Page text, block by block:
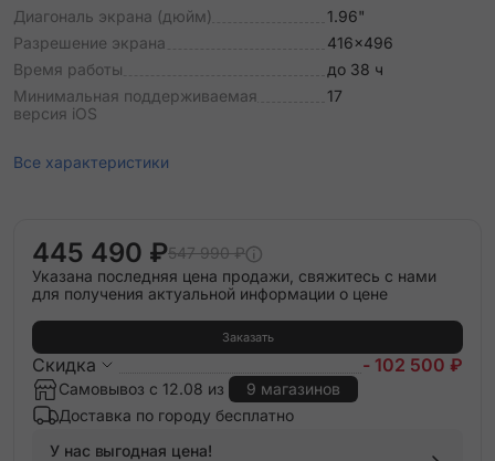
Etoupe Single Tour Strap
Fauve Single Tour Deployment Buckle Strap
Gold/Ecru Single Tour Toile H Strap
Noir Single Tour Clou de Selle Strap
Noir Single Tour Deployment Buckle Kilim Strap
Noir/Ecru Single Tour Toile H Strap
Noir/Gris Bridon Lisere Single Tour Strap
Диагональ экрана (дюйм)
1.96"
Разрешение экрана
416x496
Время работы
до 38 ч
Минимальная поддерживаемая
версия iOS
17
Все характеристики
445 490 ₽547 990 ₽
Указана последняя цена продажи, свяжитесь с нами
для получения актуальной информации о цене
Заказать
Скидка - 102 500 ₽
Самовывоз с 12.08 из
9 магазинов
Доставка по городу бесплатно
У нас выгодная цена!